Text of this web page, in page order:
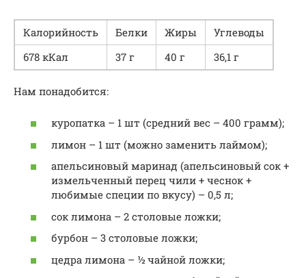
Калорийность Белки Жиры
Углеводы
678 кКал
37 г 40 г 36,1 г
Нам понадобится:
куропатка – 1 шт (средний вес – 400 грамм);
лимон – 1 шт (можно заменить лаймом);
апельсиновый маринад (апельсиновый сок +
измельченный перец чили + чеснок +
любимые специи по вкусу) – 0,5 л;
сок лимона – 2 столовые ложки;
бурбон – 3 столовые ложки;
цедра лимона – ½ чайной ложки;